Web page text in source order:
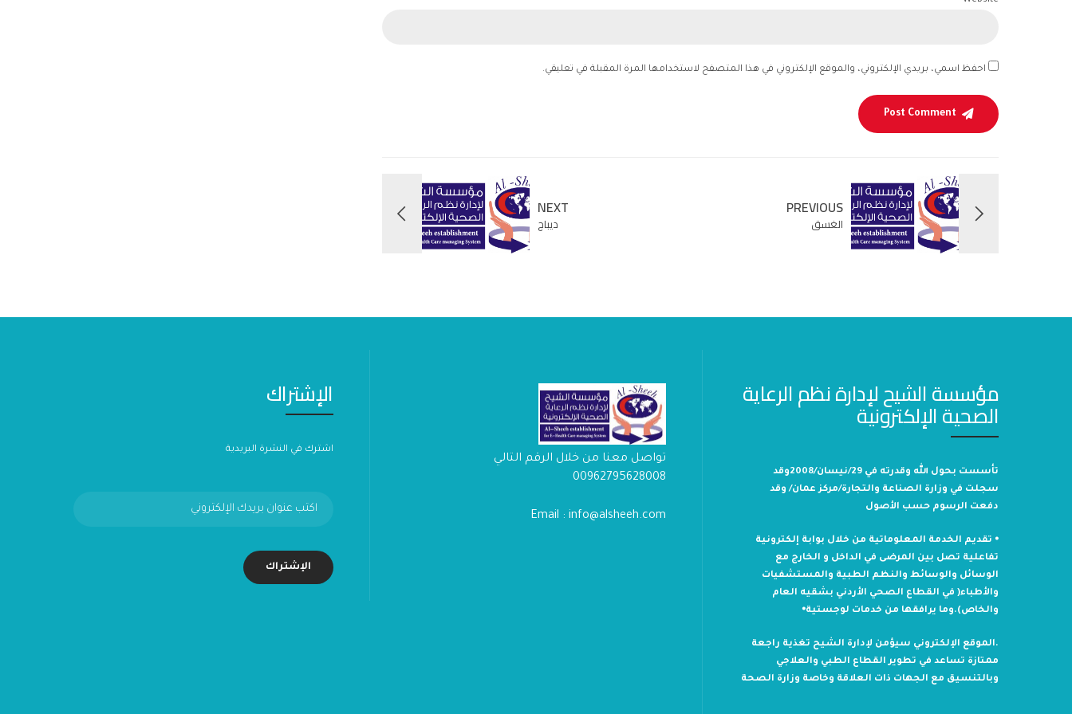
احفظ اسمي، بريدي الإلكتروني، والموقع الإلكتروني في هذا المتصفح لاستخدامها المرة المقبلة في تعليقي.
Post Comment
PREVIOUS
الغسق
NEXT
ديباج
مؤسسة الشيح لإدارة نظم الرعاية
الصحية الإلكترونية
تأسست بحول الله وقدرته في 29/نيسان/2008وقد
سجلت في وزارة الصناعة والتجارة/مركز عمان/ وقد
دفعت الرسوم حسب الأصول
⦁ تقديم الخدمة المعلوماتية من خلال بوابة إلكترونية
تفاعلية تصل بين المرضى في الداخل و الخارج مع
الوسائل والوسائط والنظم الطبية والمستشفيات
والأطباء( في القطاع الصحي الأردني بشقيه العام
والخاص).وما يرافقها من خدمات لوجستية⦁
.الموقع الإلكتروني سيؤمن لإدارة الشيح تغذية راجعة
ممتازة تساعد في تطوير القطاع الطبي والعلاجي
وبالتنسيق مع الجهات ذات العلاقة وخاصة وزارة الصحة
تواصل معنا من خلال الرقم التالي
00962795628008
Email : info@alsheeh.com
الإشتراك
اشترك في النشرة البريدية